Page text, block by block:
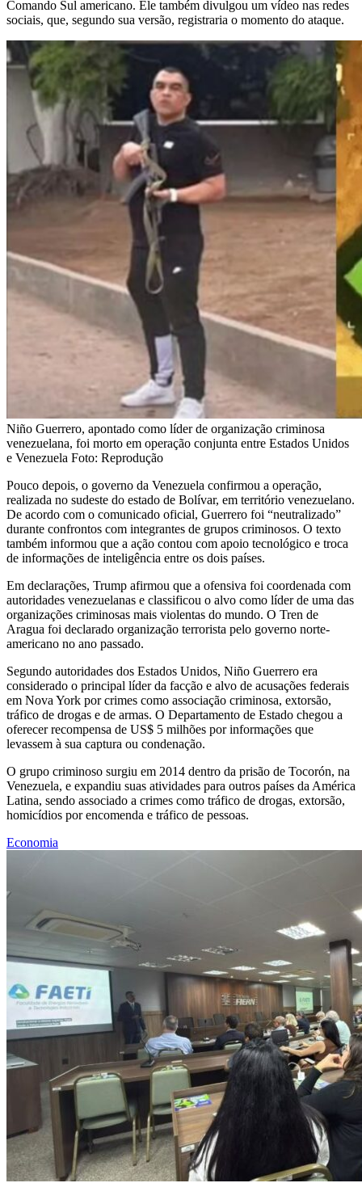
Comando Sul americano. Ele também divulgou um vídeo nas redes
sociais, que, segundo sua versão, registraria o momento do ataque.
Niño Guerrero, apontado como líder de organização criminosa
venezuelana, foi morto em operação conjunta entre Estados Unidos
e Venezuela Foto: Reprodução
Pouco depois, o governo da Venezuela confirmou a operação,
realizada no sudeste do estado de Bolívar, em território venezuelano.
De acordo com o comunicado oficial, Guerrero foi “neutralizado”
durante confrontos com integrantes de grupos criminosos. O texto
também informou que a ação contou com apoio tecnológico e troca
de informações de inteligência entre os dois países.
Em declarações, Trump afirmou que a ofensiva foi coordenada com
autoridades venezuelanas e classificou o alvo como líder de uma das
organizações criminosas mais violentas do mundo. O Tren de
Aragua foi declarado organização terrorista pelo governo norte-
americano no ano passado.
Segundo autoridades dos Estados Unidos, Niño Guerrero era
considerado o principal líder da facção e alvo de acusações federais
em Nova York por crimes como associação criminosa, extorsão,
tráfico de drogas e de armas. O Departamento de Estado chegou a
oferecer recompensa de US$ 5 milhões por informações que
levassem à sua captura ou condenação.
O grupo criminoso surgiu em 2014 dentro da prisão de Tocorón, na
Venezuela, e expandiu suas atividades para outros países da América
Latina, sendo associado a crimes como tráfico de drogas, extorsão,
homicídios por encomenda e tráfico de pessoas.
Economia